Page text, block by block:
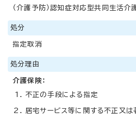
（介護予防）認知症対応型共同生活介
処分
指定取消
処分理由
介護保険：
不正の手段による指定
居宅サービス等に関する不正又は